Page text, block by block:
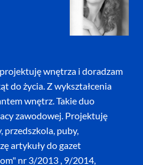
wnętrza i doradzam
do życia. Z wykształcenia
wnętrz. Takie duo
zawodowej. Projektuję
przedszkola, puby,
artykuły do gazet
nr 3/2013 , 9/2014,